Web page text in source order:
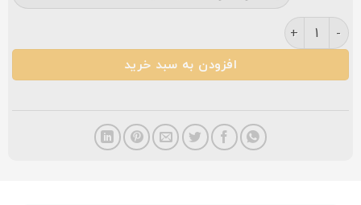
فرش نگین مشهد ۷۰۰ شانه کد ۲۵۹۵ فیلی عدد
افزودن به سبد خرید